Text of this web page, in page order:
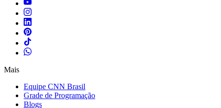
Mais
Equipe CNN Brasil
Grade de Programação
Blogs